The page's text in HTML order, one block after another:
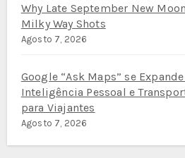
Why Late September New
Milky Way Shots
Agosto 7, 2026
Google “Ask Maps” se
Inteligência Pessoal e
para Viajantes
Agosto 7, 2026